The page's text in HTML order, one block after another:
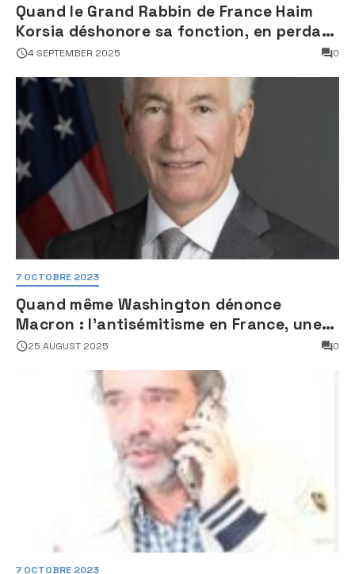
Quand le Grand Rabbin de France Haim
Korsia déshonore sa fonction, en perdant
son sang froid
4 SEPTEMBER 2025 0
7 OCTOBRE 2023
Quand même Washington dénonce
Macron : l’antisémitisme en France, une
faillite d’État
25 AUGUST 2025 0
7 OCTOBRE 2023